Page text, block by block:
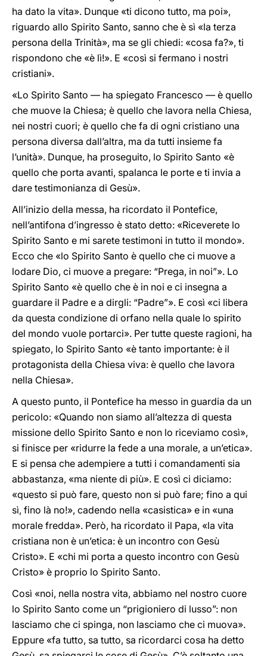
ha dato la vita». Dunque «ti dicono tutto, ma poi»,
riguardo allo Spirito Santo, sanno che è sì «la terza
persona della Trinità», ma se gli chiedi: «cosa fa?», ti
rispondono che «è lì!». E «così si fermano i nostri
cristiani».
«Lo Spirito Santo — ha spiegato Francesco — è quello
che muove la Chiesa; è quello che lavora nella Chiesa,
nei nostri cuori; è quello che fa di ogni cristiano una
persona diversa dall’altra, ma da tutti insieme fa
l’unità». Dunque, ha proseguito, lo Spirito Santo «è
quello che porta avanti, spalanca le porte e ti invia a
dare testimonianza di Gesù».
All’inizio della messa, ha ricordato il Pontefice,
nell’antifona d’ingresso è stato detto: «Riceverete lo
Spirito Santo e mi sarete testimoni in tutto il mondo».
Ecco che «lo Spirito Santo è quello che ci muove a
lodare Dio, ci muove a pregare: “Prega, in noi”». Lo
Spirito Santo «è quello che è in noi e ci insegna a
guardare il Padre e a dirgli: “Padre”». E così «ci libera
da questa condizione di orfano nella quale lo spirito
del mondo vuole portarci». Per tutte queste ragioni, ha
spiegato, lo Spirito Santo «è tanto importante: è il
protagonista della Chiesa viva: è quello che lavora
nella Chiesa».
A questo punto, il Pontefice ha messo in guardia da un
pericolo: «Quando non siamo all’altezza di questa
missione dello Spirito Santo e non lo riceviamo così»,
si finisce per «ridurre la fede a una morale, a un’etica».
E si pensa che adempiere a tutti i comandamenti sia
abbastanza, «ma niente di più». E così ci diciamo:
«questo si può fare, questo non si può fare; fino a qui
sì, fino là no!», cadendo nella «casistica» e in «una
morale fredda». Però, ha ricordato il Papa, «la vita
cristiana non è un’etica: è un incontro con Gesù
Cristo». E «chi mi porta a questo incontro con Gesù
Cristo» è proprio lo Spirito Santo.
Così «noi, nella nostra vita, abbiamo nel nostro cuore
lo Spirito Santo come un “prigioniero di lusso”: non
lasciamo che ci spinga, non lasciamo che ci muova».
Eppure «fa tutto, sa tutto, sa ricordarci cosa ha detto